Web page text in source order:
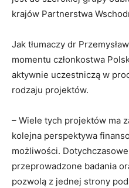
krajów Partnerstwa
Jak tłumaczy dr
momentu członkostwa
aktywnie uczestniczą w
rodzaju projektów.
– Wiele tych projektów ma
kolejna perspektywa
możliwości.
przeprowadzone badania
pozwolą z jednej strony